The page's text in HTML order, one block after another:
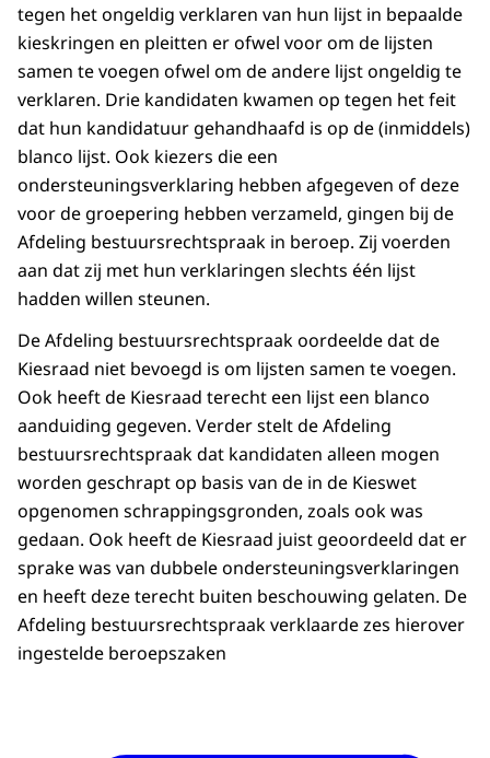
tegen het ongeldig verklaren van hun lijst in bepaalde
kieskringen en pleitten er ofwel voor om de lijsten
samen te voegen ofwel om de andere lijst ongeldig te
verklaren. Drie kandidaten kwamen op tegen het feit
dat hun kandidatuur gehandhaafd is op de (inmiddels)
blanco lijst. Ook kiezers die een
ondersteuningsverklaring hebben afgegeven of deze
voor de groepering hebben verzameld, gingen bij de
Afdeling bestuursrechtspraak in beroep. Zij voerden
aan dat zij met hun verklaringen slechts één lijst
hadden willen steunen.
De Afdeling bestuursrechtspraak oordeelde dat de
Kiesraad niet bevoegd is om lijsten samen te voegen.
Ook heeft de Kiesraad terecht een lijst een blanco
aanduiding gegeven. Verder stelt de Afdeling
bestuursrechtspraak dat kandidaten alleen mogen
worden geschrapt op basis van de in de Kieswet
opgenomen schrappingsgronden, zoals ook was
gedaan. Ook heeft de Kiesraad juist geoordeeld dat er
sprake was van dubbele ondersteuningsverklaringen
en heeft deze terecht buiten beschouwing gelaten. De
Afdeling bestuursrechtspraak verklaarde zes hierover
ingestelde beroepszaken